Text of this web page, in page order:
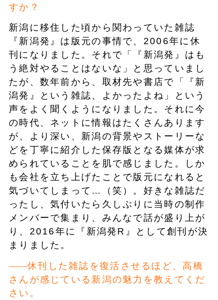
すか？
新潟に移住した頃から関わっていた雑誌
『新潟発』は版元の事情で、2006年に休
刊になりました。それで「『新潟発』はも
う絶対やることはないな」と思っていまし
たが、数年前から、取材先や書店で「『新
潟発』という雑誌、よかったよね」という
声をよく聞くようになりました。それに今
の時代、ネットに情報はたくさんあります
が、より深い、新潟の背景やストーリーな
どを丁寧に紹介した保存版となる媒体が求
められていることを肌で感じました。しか
も会社を立ち上げたことで版元になれると
気づいてしまって…（笑）。好きな雑誌だ
ったし、気付いたら久しぶりに当時の制作
メンバーで集まり、みんなで話が盛り上が
り、2016年に『新潟発R』として創刊が決
まりました。
休刊した雑誌を復活させるほど、高橋
さんが感じている新潟の魅力を教えてくだ
さい。